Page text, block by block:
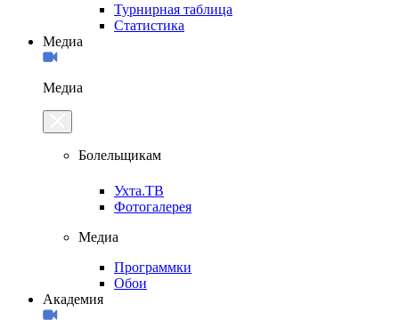
Турнирная таблица
Статистика
Медиа
Медиа
Болельщикам
Ухта.ТВ
Фотогалерея
Медиа
Программки
Обои
Академия